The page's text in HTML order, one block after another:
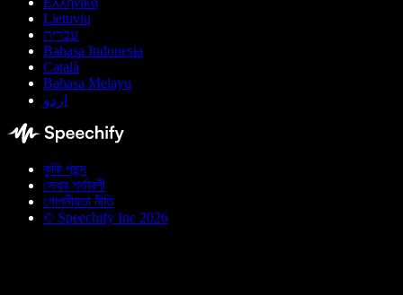
Lietuvių
עברית
Bahasa Indonesia
Català
Bahasa Melayu
اردو
কুকি পছন্দ
সেবার শর্তাবলী
গোপনীয়তা নীতি
© Speechify Inc 2026